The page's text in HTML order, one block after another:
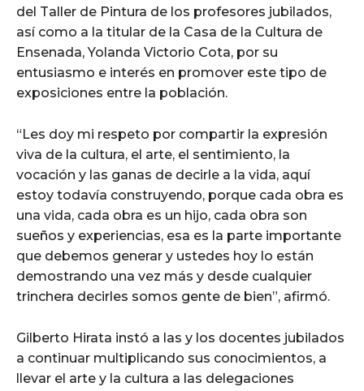
del Taller de Pintura de los profesores jubilados,
así como a la titular de la Casa de la Cultura de
Ensenada, Yolanda Victorio Cota, por su
entusiasmo e interés en promover este tipo de
exposiciones entre la población.
“Les doy mi respeto por compartir la expresión
viva de la cultura, el arte, el sentimiento, la
vocación y las ganas de decirle a la vida, aquí
estoy todavía construyendo, porque cada obra es
una vida, cada obra es un hijo, cada obra son
sueños y experiencias, esa es la parte importante
que debemos generar y ustedes hoy lo están
demostrando una vez más y desde cualquier
trinchera decirles somos gente de bien”, afirmó.
Gilberto Hirata instó a las y los docentes jubilados
a continuar multiplicando sus conocimientos, a
llevar el arte y la cultura a las delegaciones